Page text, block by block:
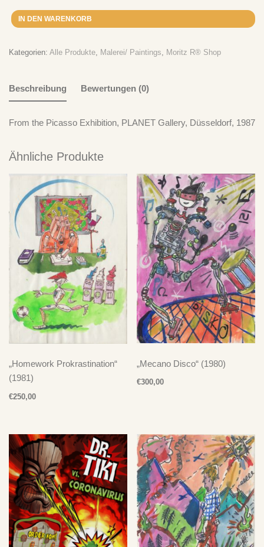
IN DEN WARENKORB
Kategorien: Alle Produkte Malerei/ Paintings Moritz R® Shop
Beschreibung Bewertungen (0)
From the Picasso Exhibition, PLANET Gallery, Düsseldorf, 1987
Ähnliche Produkte
„Homework Prokrastination“
(1981)
€250,00
„Mecano Disco“ (1980)
€300,00